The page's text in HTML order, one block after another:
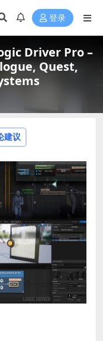
登录
Driver Pro –
Quest,
建议